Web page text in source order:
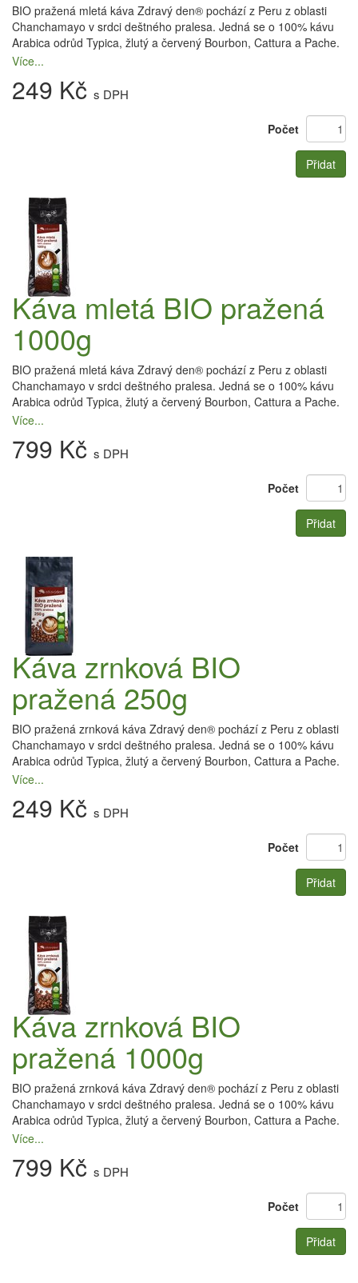
BIO pražená mletá káva Zdravý den® pochází z Peru z oblasti
Chanchamayo v srdci deštného pralesa. Jedná se o 100% kávu
Arabica odrůd Typica, žlutý a červený Bourbon, Cattura a Pache.
Více...
249 Kč s DPH
Počet
Přidat
Káva mletá BIO pražená
1000g
BIO pražená mletá káva Zdravý den® pochází z Peru z oblasti
Chanchamayo v srdci deštného pralesa. Jedná se o 100% kávu
Arabica odrůd Typica, žlutý a červený Bourbon, Cattura a Pache.
Více...
799 Kč s DPH
Počet
Přidat
Káva zrnková BIO
pražená 250g
BIO pražená zrnková káva Zdravý den® pochází z Peru z oblasti
Chanchamayo v srdci deštného pralesa. Jedná se o 100% kávu
Arabica odrůd Typica, žlutý a červený Bourbon, Cattura a Pache.
Více...
249 Kč s DPH
Počet
Přidat
Káva zrnková BIO
pražená 1000g
BIO pražená zrnková káva Zdravý den® pochází z Peru z oblasti
Chanchamayo v srdci deštného pralesa. Jedná se o 100% kávu
Arabica odrůd Typica, žlutý a červený Bourbon, Cattura a Pache.
Více...
799 Kč s DPH
Počet
Přidat